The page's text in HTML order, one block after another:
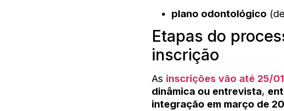
plano odontológico
Etapas do
inscrição
As inscrições vão até 25/
dinâmica ou entrevista,
integração em março de